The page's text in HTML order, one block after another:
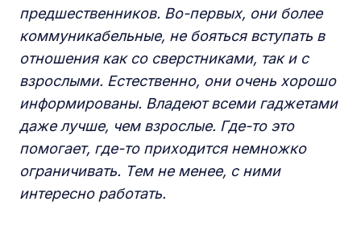
предшественников. Во-первых, они более
коммуникабельные, не бояться вступать в
отношения как со сверстниками, так и с
взрослыми. Естественно, они очень хорошо
информированы. Владеют всеми гаджетами
даже лучше, чем взрослые. Где-то это
помогает, где-то приходится немножко
ограничивать. Тем не менее, с ними
интересно работать.